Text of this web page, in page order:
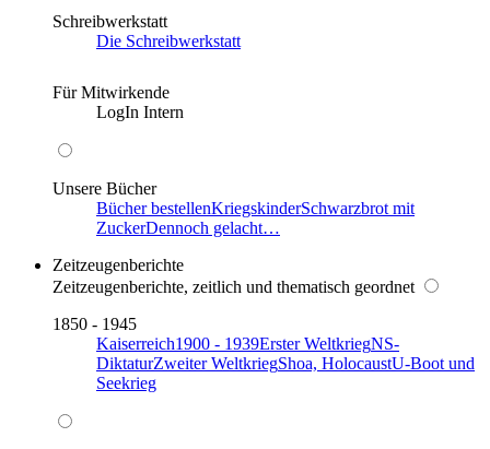
Schreibwerkstatt
Die Schreibwerkstatt
Für Mitwirkende
LogIn Intern
Unsere Bücher
Bücher bestellenKriegskinderSchwarzbrot mit
ZuckerDennoch gelacht…
Zeitzeugenberichte
Zeitzeugenberichte, zeitlich und thematisch geordnet
1850 - 1945
Kaiserreich1900 - 1939Erster WeltkriegNS-
DiktaturZweiter WeltkriegShoa, HolocaustU-Boot und
Seekrieg